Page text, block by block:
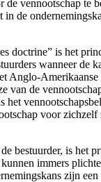
de vennootschap
de
doctrine” is het
wanneer de
Anglo-
van de
het
voor
bestuurder, is het
immers
zijn